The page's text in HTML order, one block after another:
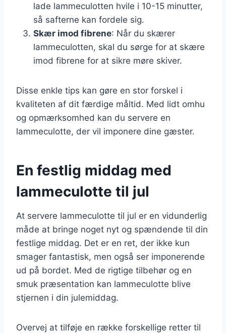
lade lammeculotten hvile i 10-15 minutter,
så safterne kan fordele sig.
Skær imod fibrene: Når du skærer
lammeculotten, skal du sørge for at skære
imod fibrene for at sikre møre skiver.
Disse enkle tips kan gøre en stor forskel i
kvaliteten af dit færdige måltid. Med lidt omhu
og opmærksomhed kan du servere en
lammeculotte, der vil imponere dine gæster.
En festlig middag med
lammeculotte til jul
At servere lammeculotte til jul er en vidunderlig
måde at bringe noget nyt og spændende til din
festlige middag. Det er en ret, der ikke kun
smager fantastisk, men også ser imponerende
ud på bordet. Med de rigtige tilbehør og en
smuk præsentation kan lammeculotte blive
stjernen i din julemiddag.
Overvej at tilføje en række forskellige retter til